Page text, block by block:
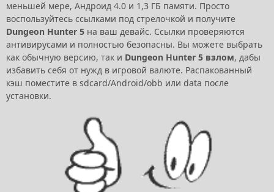
меньшей мере, Андроид 4.0 и 1,3 ГБ памяти. Просто
воспользуйтесь ссылками под стрелочкой и получите
Dungeon Hunter 5 на ваш девайс. Ссылки проверяются
антивирусами и полностью безопасны. Вы можете выбрать
как обычную версию, так и Dungeon Hunter 5 взлом, дабы
избавить себя от нужд в игровой валюте. Распакованный
кэш поместите в sdcard/Android/obb или data после
установки.